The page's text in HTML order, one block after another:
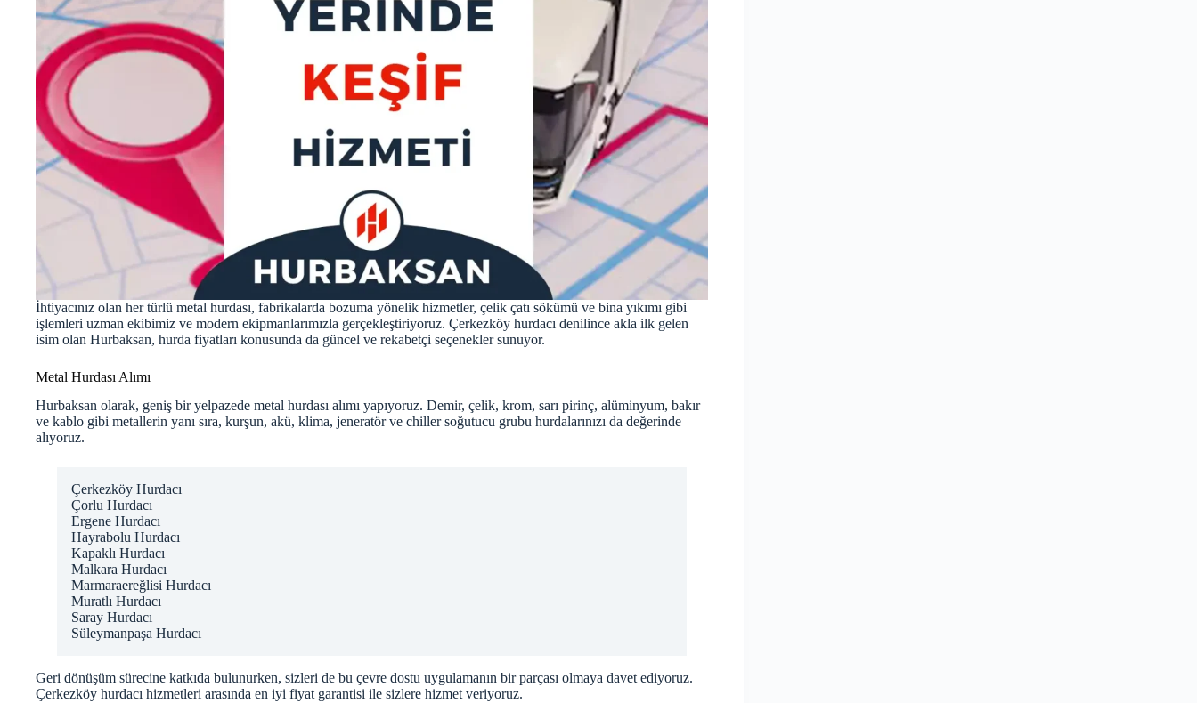
İhtiyacınız olan her türlü metal hurdası, fabrikalarda bozuma yönelik hizmetler, çelik çatı sökümü ve bina yıkımı gibi
işlemleri uzman ekibimiz ve modern ekipmanlarımızla gerçekleştiriyoruz. Çerkezköy hurdacı denilince akla ilk gelen
isim olan Hurbaksan, hurda fiyatları konusunda da güncel ve rekabetçi seçenekler sunuyor.
Metal Hurdası Alımı
Hurbaksan olarak, geniş bir yelpazede metal hurdası alımı yapıyoruz. Demir, çelik, krom, sarı pirinç, alüminyum, bakır
ve kablo gibi metallerin yanı sıra, kurşun, akü, klima, jeneratör ve chiller soğutucu grubu hurdalarınızı da değerinde
alıyoruz.
Çerkezköy Hurdacı
Çorlu Hurdacı
Ergene Hurdacı
Hayrabolu Hurdacı
Kapaklı Hurdacı
Malkara Hurdacı
Marmaraereğlisi Hurdacı
Muratlı Hurdacı
Saray Hurdacı
Süleymanpaşa Hurdacı
Geri dönüşüm sürecine katkıda bulunurken, sizleri de bu çevre dostu uygulamanın bir parçası olmaya davet ediyoruz.
Çerkezköy hurdacı hizmetleri arasında en iyi fiyat garantisi ile sizlere hizmet veriyoruz.